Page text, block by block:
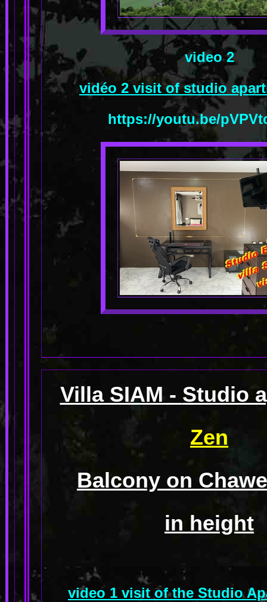
video 2
vidéo 2 visit of studio
https://youtu.be/
Villa SIAM - Studio
Zen
Balcony on
in height
video 1 visit of the Studio